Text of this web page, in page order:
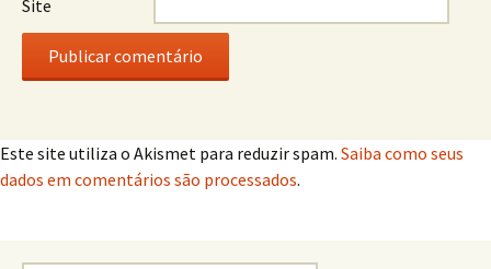
Site
Este site utiliza o Akismet para reduzir spam. Saiba como seus
dados em comentários são processados.